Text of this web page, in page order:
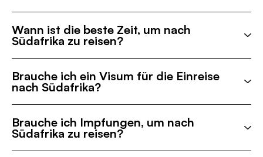
Wann ist die beste Zeit, um nach
Südafrika zu reisen?
Brauche ich ein Visum für die Einreise
nach Südafrika?
Brauche ich Impfungen, um nach
Südafrika zu reisen?